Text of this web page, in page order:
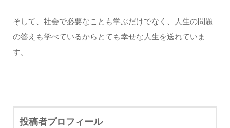
そして、社会で必要なことも学ぶだけでなく、人生の問題
の答えも学べているからとても幸せな人生を送れていま
す。
投稿者プロフィール